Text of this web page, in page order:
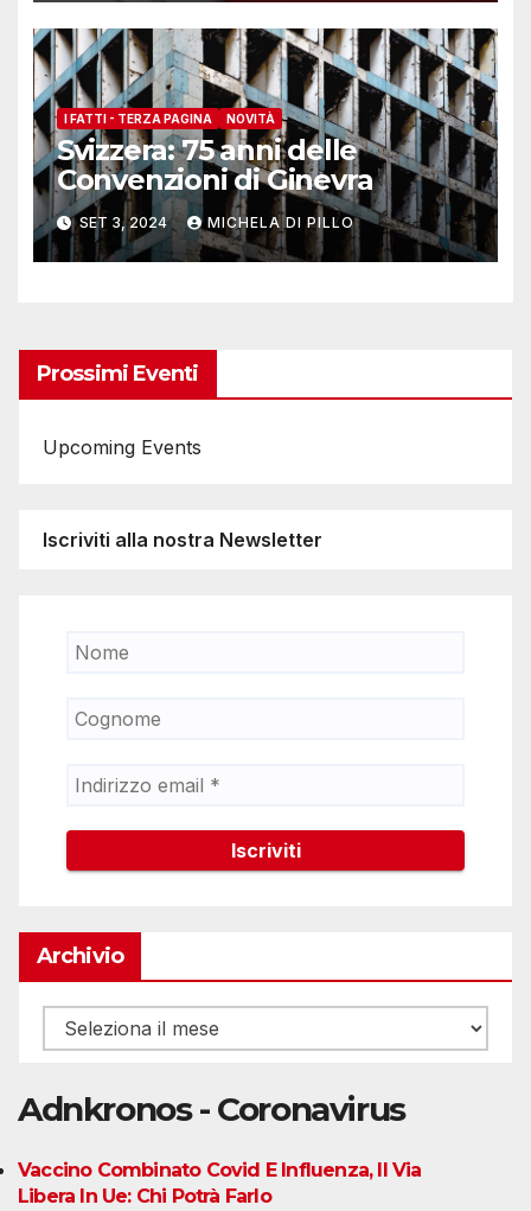
I FATTI - TERZA PAGINA NOVITÀ
Svizzera: 75 anni delle
Convenzioni di Ginevra
SET 3, 2024 MICHELA DI PILLO
Prossimi Eventi
Upcoming Events
Iscriviti alla nostra Newsletter
Archivio
Archivio
Adnkronos - Coronavirus
Vaccino Combinato Covid E Influenza, Il Via
Libera In Ue: Chi Potrà Farlo